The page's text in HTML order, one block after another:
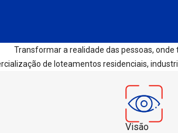
Transformar a realidade das pessoas,
de loteamentos residenciais,
Visão